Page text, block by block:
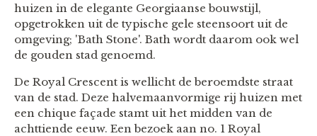
huizen in de elegante Georgiaanse bouwstijl,
opgetrokken uit de typische gele steensoort uit de
omgeving; 'Bath Stone'. Bath wordt daarom ook wel
de gouden stad genoemd.
De Royal Crescent is wellicht de beroemdste straat
van de stad. Deze halvemaanvormige rij huizen met
een chique façade stamt uit het midden van de
achttiende eeuw. Een bezoek aan no. 1 Royal